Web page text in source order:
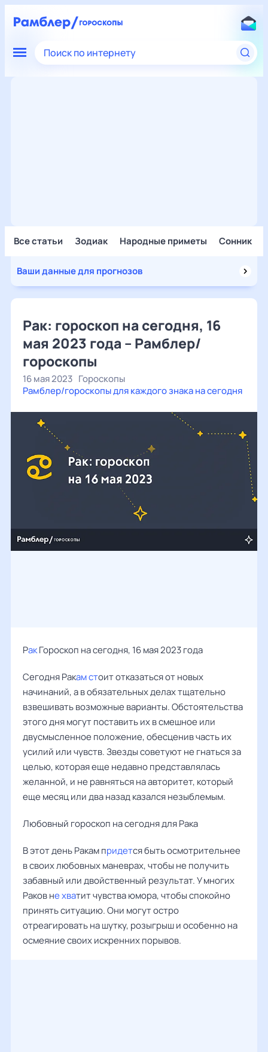
Поиск по интернету
Все статьи Зодиак Народные приметы Сонник
Ваши данные для прогнозов
Рак: гороскоп на сегодня, 16
мая 2023 года – Рамблер/
гороскопы
16 мая 2023 Гороскопы
Рамблер/гороскопы для каждого знака на сегодня
РакГороскоп на сегодня, 16 мая 2023 года
Сегодня Ракам стоит отказаться от новых
начинаний, а в обязательных делах тщательно
взвешивать возможные варианты. Обстоятельства
этого дня могут поставить их в смешное или
двусмысленное положение, обесценив часть их
усилий или чувств. Звезды советуют не гнаться за
целью, которая еще недавно представлялась
желанной, и не равняться на авторитет, который
еще месяц или два назад казался незыблемым.
Любовный гороскоп на сегодня для Рака
В этот день Ракам придется быть осмотрительнее
в своих любовных маневрах, чтобы не получить
забавный или двойственный результат. У многих
Раков не хватит чувства юмора, чтобы спокойно
принять ситуацию. Они могут остро
отреагировать на шутку, розыгрыш и особенно на
осмеяние своих искренних порывов.